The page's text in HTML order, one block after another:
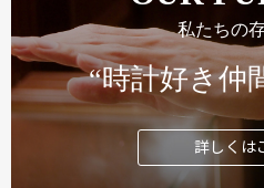
私たちの
“時計好き仲
詳しくは